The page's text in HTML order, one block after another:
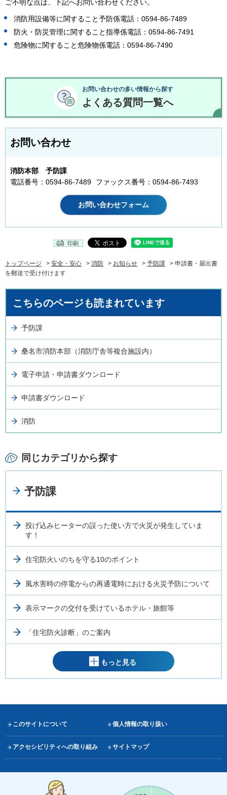
ご不明な点は、下記へお問い合わせください。
消防用設備等に関すること予防係電話：0594-86-7489
防火・防災管理に関すること指導係電話：0594-86-7491
危険物に関すること危険物係電話：0594-86-7490
お問い合わせの多い情報から探す
よくある質問一覧へ
お問い合わせ
消防本部 予防課
電話番号：0594-86-7489
ファックス番号：0594-86-7493
印刷
トップページ > 安全・安心 > 消防 > お知らせ > 予防課
> 申請書・届出書
を郵送で受け付けます
こちらのページも読まれています
予防課
桑名市消防本部（消防庁舎等複合施設内）
電子申請・申請書ダウンロード
申請書ダウンロード
消防
同じカテゴリから探す
予防課
投げ込みヒーターの誤った使い方で火災が発生していま
す！
住宅防火いのちを守る10のポイント
風水害時の停電からの再通電時における火災予防について
表示マークの交付を受けているホテル・旅館等
「住宅防火診断」のご案内
もっと見る
このサイトについて 個人情報の取り扱い
アクセシビリティへの取り組み サイトマップ